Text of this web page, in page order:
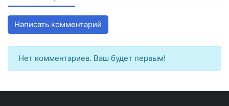
Написать комментарий
Нет комментариев. Ваш будет первым!